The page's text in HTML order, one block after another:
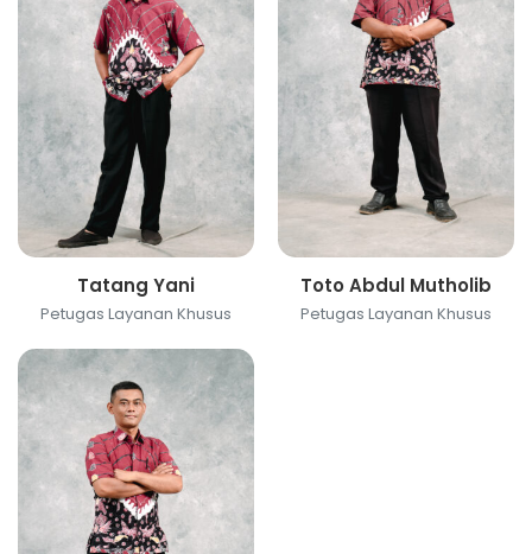
Tatang Yani
Petugas Layanan Khusus
Toto Abdul Mutholib
Petugas Layanan Khusus